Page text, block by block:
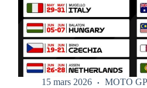
15 mars 2026 MOTO GP